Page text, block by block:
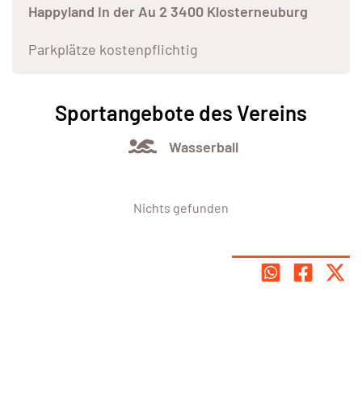
Happyland In der Au 2 3400 Klosterneuburg
Parkplätze kostenpflichtig
Sportangebote des Vereins
Wasserball
Nichts gefunden